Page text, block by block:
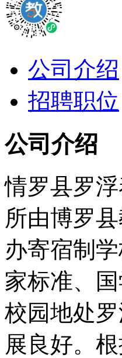
公司介绍
招聘职位
公司介绍
情罗县罗
所由博罗
办寄宿制
家标准、
校园地处
展良好。